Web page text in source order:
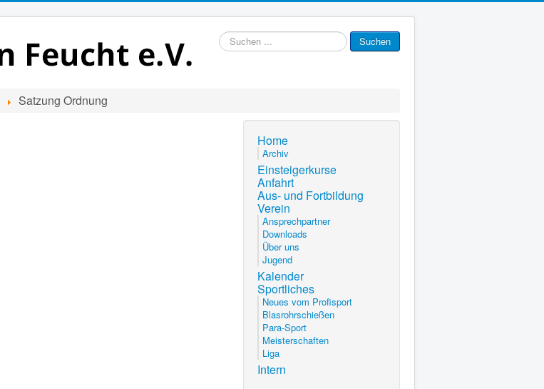
Suchen
...
Suchen
Satzung Ordnung
Home
Archiv
Einsteigerkurse
Anfahrt
Aus- und Fortbildung
Verein
Ansprechpartner
Downloads
Über uns
Jugend
Kalender
Sportliches
Neues vom Profisport
Blasrohrschießen
Para-Sport
Meisterschaften
Liga
Intern